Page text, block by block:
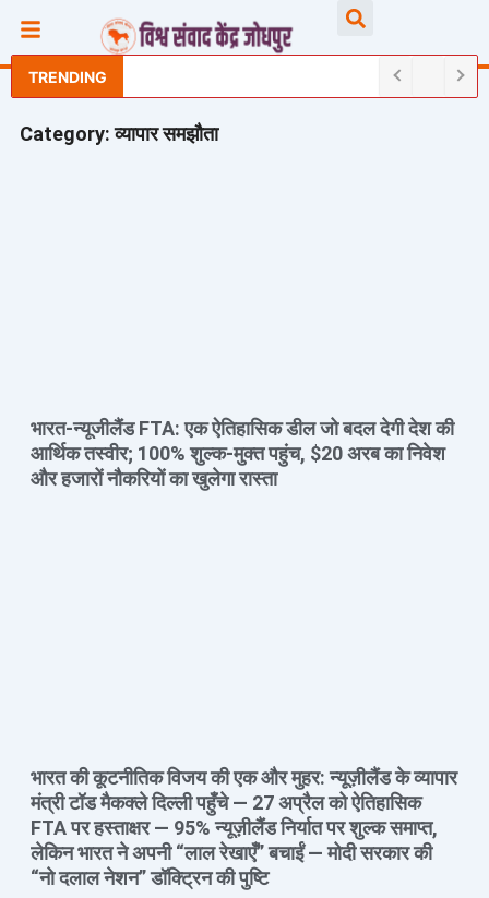
content
TRENDING
Category: व्यापार समझौता
भारत-न्यूजीलैंड FTA: एक ऐतिहासिक डील जो बदल देगी देश की
आर्थिक तस्वीर; 100% शुल्क-मुक्त पहुंच, $20 अरब का निवेश
और हजारों नौकरियों का खुलेगा रास्ता
भारत की कूटनीतिक विजय की एक और मुहर: न्यूज़ीलैंड के व्यापार
मंत्री टॉड मैकक्ले दिल्ली पहुँचे — 27 अप्रैल को ऐतिहासिक
FTA पर हस्ताक्षर — 95% न्यूज़ीलैंड निर्यात पर शुल्क समाप्त,
लेकिन भारत ने अपनी “लाल रेखाएँ” बचाईं — मोदी सरकार की
“नो दलाल नेशन” डॉक्ट्रिन की पुष्टि